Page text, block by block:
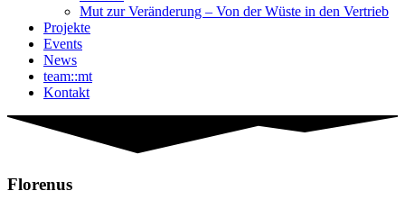
Mut zur Veränderung – Von der Wüste in den Vertrieb
Projekte
Events
News
team::mt
Kontakt
Florenus